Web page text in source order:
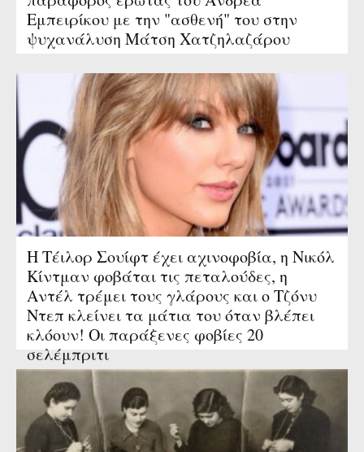
Εμπειρίκου με την "ασθενή" του στην
ψυχανάλυση Μάτση Χατζηλαζάρου
Η Τέιλορ Σουίφτ έχει αχινοφοβία, η Νικόλ
Κίντμαν φοβάται τις πεταλούδες, η
Αντέλ τρέμει τους γλάρους και ο Τζόνυ
Ντεπ κλείνει τα μάτια του όταν βλέπει
κλόουν! Οι παράξενες φοβίες 20
σελέμπριτι